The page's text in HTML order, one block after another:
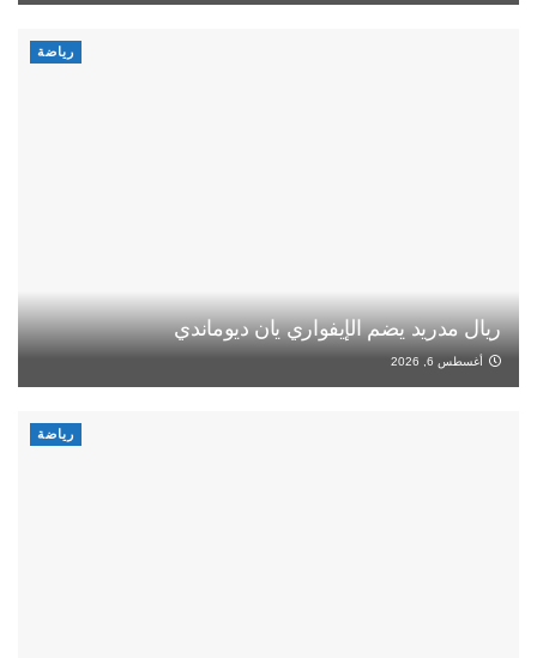
رياضة
ريال مدريد يضم الإيفواري يان ديوماندي
أغسطس 6, 2026
رياضة